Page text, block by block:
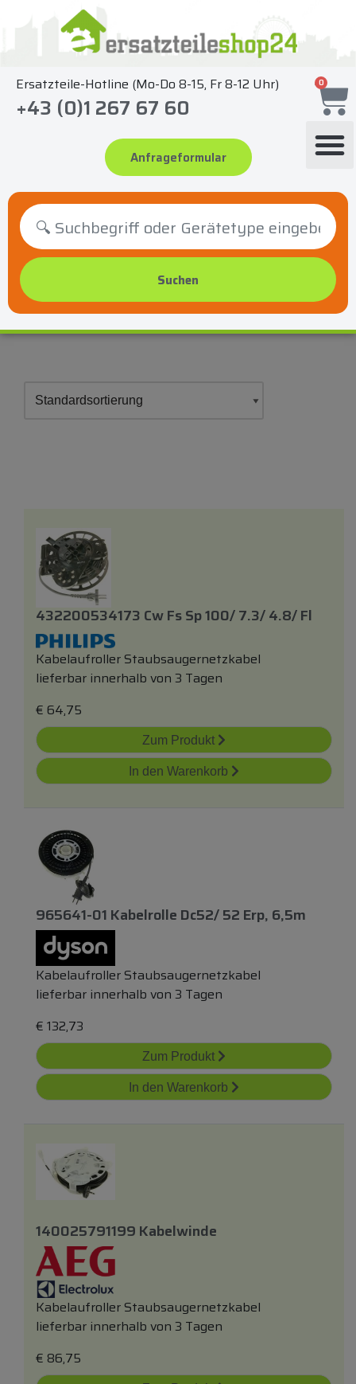
springen
Ersatzteile-Hotline (Mo-Do 8-15, Fr 8-12 Uhr)
+43 (0)1 267 67 60
Anfrageformular
0
432200534173 Cw Fs Sp 100/ 7.3/ 4.8/ Fl
Kabelaufroller Staubsaugernetzkabel
lieferbar innerhalb von 3 Tagen
€ 64,75
Zum Produkt
In den Warenkorb
965641-01 Kabelrolle Dc52/ 52 Erp, 6,5m
Kabelaufroller Staubsaugernetzkabel
lieferbar innerhalb von 3 Tagen
€ 132,73
Zum Produkt
In den Warenkorb
140025791199 Kabelwinde
Kabelaufroller Staubsaugernetzkabel
lieferbar innerhalb von 3 Tagen
€ 86,75